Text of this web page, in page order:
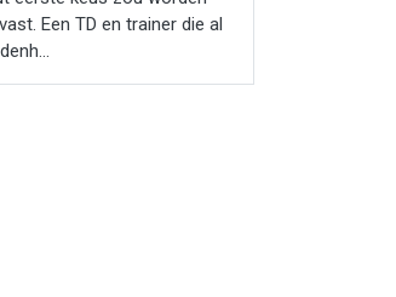
Een TD en trainer die al